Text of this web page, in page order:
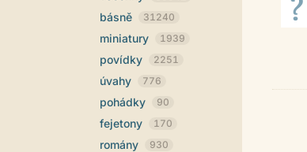
básně 31240
miniatury 1939
povídky 2251
úvahy 776
pohádky 90
fejetony 170
romány 930